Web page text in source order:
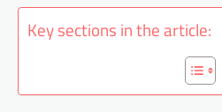
Key sections in the article: